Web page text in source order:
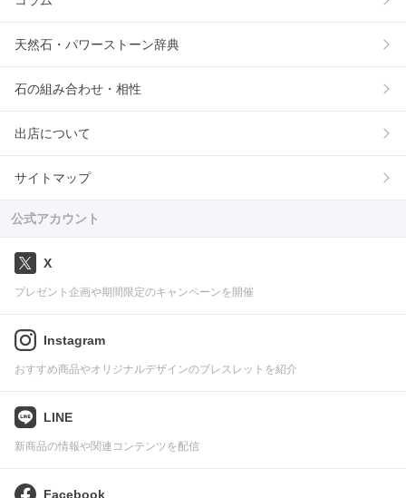
天然石・パワーストーン辞典
石の組み合わせ・相性
出店について
サイトマップ
公式アカウント
X
プレゼント企画や期間限定のキャンペーンを開催
Instagram
おすすめ商品やオリジナルデザインのブレスレットを紹介
LINE
新商品の情報や関連コンテンツを配信
Facebook